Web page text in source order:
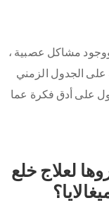
مشاكل عصبية ،
على الجدول الزمني
على أدق فكرة عما
لعلاج خلع